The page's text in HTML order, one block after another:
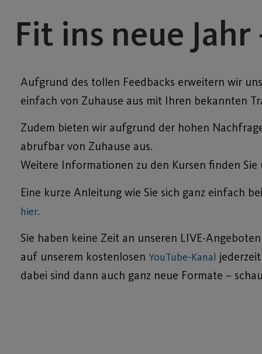
Fit ins neue
Aufgrund des tollen Feedbacks erweitern wir
einfach von Zuhause aus mit Ihren bekannten
Zudem bieten wir aufgrund der hohen
abrufbar von Zuhause aus.
Weitere Informationen zu den Kursen finden
Eine kurze Anleitung wie Sie sich ganz einfach
hier.
Sie haben keine Zeit an unseren LIVE-
auf unserem kostenlosen YouTube-Kanal
dabei sind dann auch ganz neue Formate –